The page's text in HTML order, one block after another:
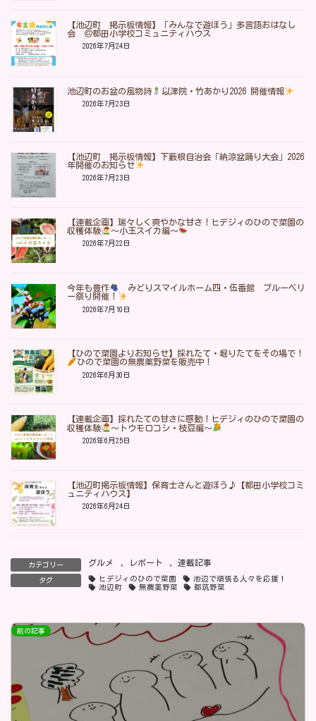
【池辺町 掲示板情報】「みんなで遊ぼう」多言語おはなし
会 ＠都田小学校コミュニティハウス
2026年7月24日
池辺町のお盆の風物詩 以津院・竹あかり2026 開催情報
2026年7月23日
【池辺町 掲示板情報】下藪根自治会「納涼盆踊り大会」2026
年開催のお知らせ
2026年7月23日
【連載企画】瑞々しく爽やかな甘さ！ヒデジィのひので菜園の
収穫体験
～小玉スイカ編～
2026年7月22日
今年も豊作
みどりスマイルホーム四・伍番館 ブルーベリ
ー祭り開催！
2026年7月10日
【ひので菜園よりお知らせ】採れたて・堀りたてをその場で！
ひので菜園の無農薬野菜を販売中！
2026年6月30日
【連載企画】採れたての甘さに感動！ヒデジィのひので菜園の
収穫体験
～トウモロコシ・枝豆編～
2026年6月25日
【池辺町掲示板情報】保育士さんと遊ぼう♪【都田小学校コミ
ュニティハウス】
2026年6月24日
カテゴリー グルメ レポート 、連載記事
タグ ヒデジィのひので菜園
池辺で頑張る人々を応援！
池辺町
無農薬野菜 都筑野菜
前の記事